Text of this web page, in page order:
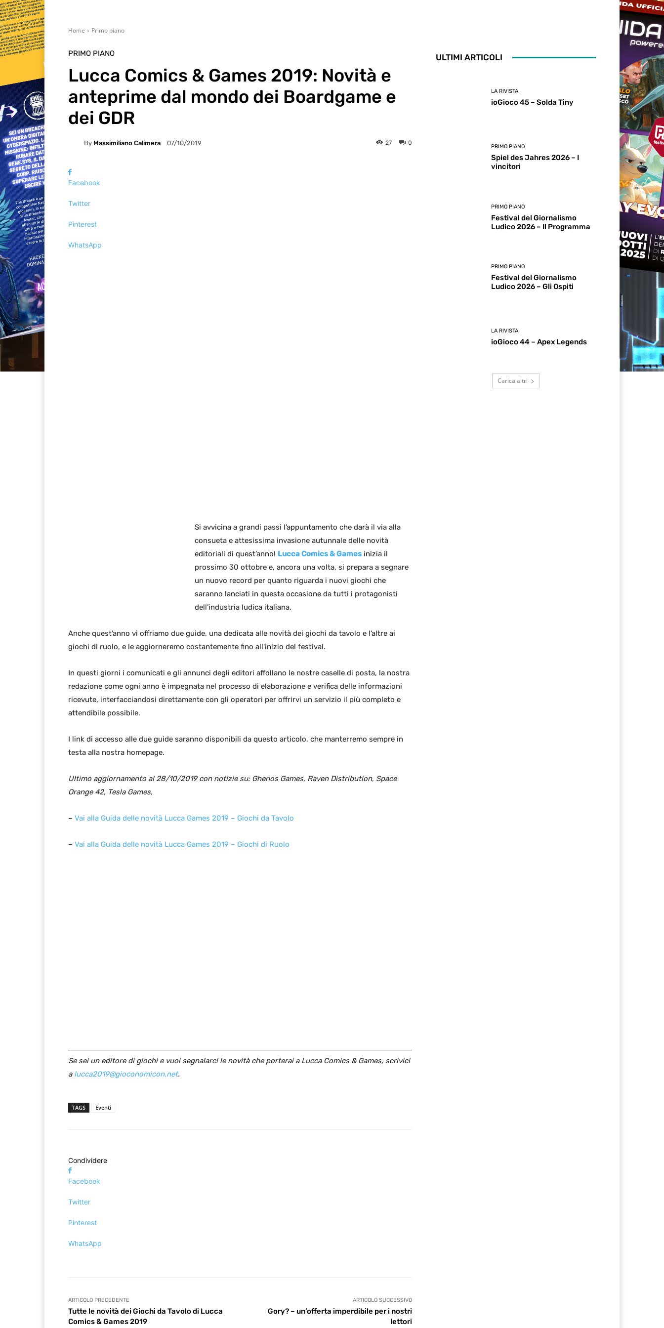
Home Primo piano
PRIMO PIANO
Lucca Comics & Games 2019: Novità e
anteprime dal mondo dei Boardgame e
dei GDR
By Massimiliano Calimera 07/10/2019 0
27
Facebook
Twitter
Pinterest
WhatsApp
Si avvicina a grandi passi l’appuntamento che darà il via alla
consueta e attesissima invasione autunnale delle novità
editoriali di quest’anno! Lucca Comics & Games inizia il
prossimo 30 ottobre e, ancora una volta, si prepara a segnare
un nuovo record per quanto riguarda i nuovi giochi che
saranno lanciati in questa occasione da tutti i protagonisti
dell’industria ludica italiana.
Anche quest’anno vi offriamo due guide, una dedicata alle novità dei giochi da tavolo e l’altre ai
giochi di ruolo, e le aggiorneremo costantemente fino all'inizio del festival.
In questi giorni i comunicati e gli annunci degli editori affollano le nostre caselle di posta, la nostra
redazione come ogni anno è impegnata nel processo di elaborazione e verifica delle informazioni
ricevute, interfacciandosi direttamente con gli operatori per offrirvi un servizio il più completo e
attendibile possibile.
I link di accesso alle due guide saranno disponibili da questo articolo, che manterremo sempre in
testa alla nostra homepage.
Ultimo aggiornamento al 28/10/2019 con notizie su: Ghenos Games, Raven Distribution, Space
Orange 42, Tesla Games,
– Vai alla Guida delle novità Lucca Games 2019 – Giochi da Tavolo
– Vai alla Guida delle novità Lucca Games 2019 – Giochi di Ruolo
Se sei un editore di giochi e vuoi segnalarci le novità che porterai a Lucca Comics & Games, scrivici
a lucca2019@gioconomicon.net.
TAGS Eventi
Condividere
Facebook
Twitter
Pinterest
WhatsApp
ARTICOLO PRECEDENTE
Tutte le novità dei Giochi da Tavolo di Lucca
Comics & Games 2019
ARTICOLO SUCCESSIVO
Gory? – un’offerta imperdibile per i nostri
lettori
ULTIMI ARTICOLI
LA RIVISTA
ioGioco 45 – Solda Tiny
PRIMO PIANO
Spiel des Jahres 2026 – I
vincitori
PRIMO PIANO
Festival del Giornalismo
Ludico 2026 – Il Programma
PRIMO PIANO
Festival del Giornalismo
Ludico 2026 – Gli Ospiti
LA RIVISTA
ioGioco 44 – Apex Legends
Carica altri